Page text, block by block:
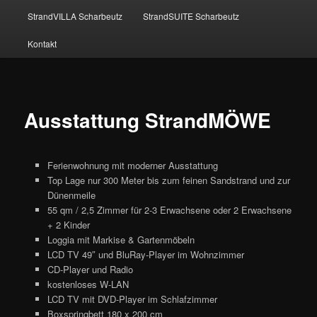
StrandVILLA Scharbeutz StrandSUITE Scharbeutz
Kontakt
Ausstattung StrandMÖWE
Ferienwohnung mit moderner Ausstattung
Top Lage nur 300 Meter bis zum feinen Sandstrand und zur
Dünenmeile
55 qm / 2,5 Zimmer für 2-3 Erwachsene oder 2 Erwachsene
+ 2 Kinder
Loggia mit Markise & Gartenmöbeln
LCD TV 49″ und BluRay-Player im Wohnzimmer
CD-Player und Radio
kostenloses W-LAN
LCD TV mit DVD-Player im Schlafzimmer
Boxspringbett 180 x 200 cm